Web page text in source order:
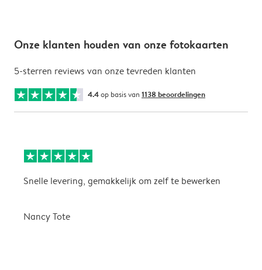
Onze klanten houden van onze fotokaarten
5-sterren reviews van onze tevreden klanten
4.4op basis van 1138 beoordelingen
Snelle levering, gemakkelijk om zelf te bewerken
Nancy Tote